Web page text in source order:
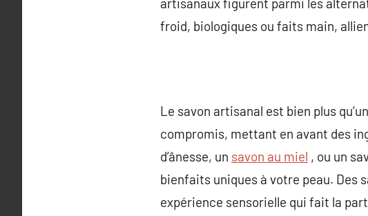
froid, biologiques ou faits main,
Le savon artisanal est bien plus
compromis, mettant en avant des
d’ânesse, un savon au miel , ou un
bienfaits uniques à votre peau. Des
expérience sensorielle qui fait la